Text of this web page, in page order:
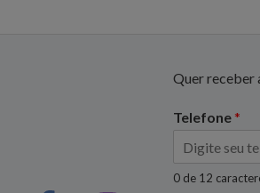
Quer receber
Telefone *
0 de 12